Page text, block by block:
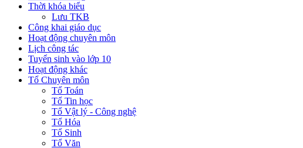
Thời khóa biểu
Lưu TKB
Công khai giáo dục
Hoạt động chuyên môn
Lịch công tác
Tuyển sinh vào lớp 10
Hoạt động khác
Tổ Chuyên môn
Tổ Toán
Tổ Tin học
Tổ Vật lý - Công nghệ
Tổ Hóa
Tổ Sinh
Tổ Văn